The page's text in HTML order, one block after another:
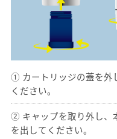
① カートリッジの蓋を外
ください。
② キャップを取り外し、
を出してください。